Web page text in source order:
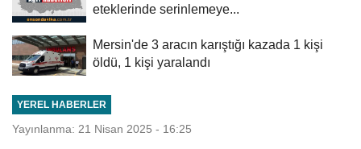
eteklerinde serinlemeye...
Mersin'de 3 aracın karıştığı kazada 1 kişi
öldü, 1 kişi yaralandı
YEREL HABERLER
Yayınlanma: 21 Nisan 2025 - 16:25